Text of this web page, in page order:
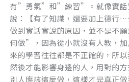
有”勇氣”和”練習”。就像實話
說：【有了知識，還要加上德行
做到實話實說的原因，並不是不
何做”，因為從小就沒有人教，
來的學習往往都是不正確的，所
然後才能影響身邊的人，用對的
別人應該這麼做，這樣才是真正